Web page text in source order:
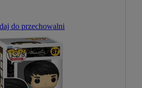
do przechowalni